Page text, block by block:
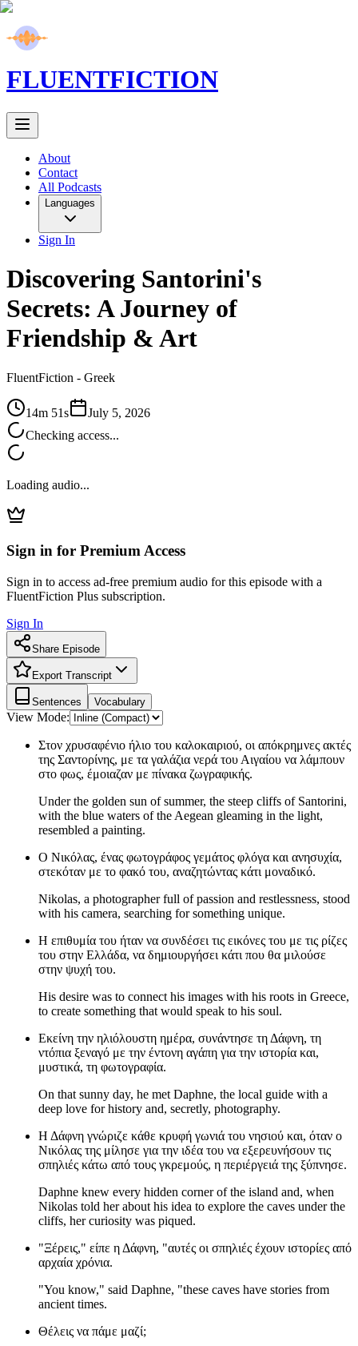
FLUENTFICTION
About
Contact
All Podcasts
Languages
Sign In
Discovering Santorini's
Secrets: A Journey of
Friendship & Art
FluentFiction - Greek
14m 51s
July 5, 2026
Checking access...
Loading audio...
Sign in for Premium Access
Sign in to access ad-free premium audio for this episode with a
FluentFiction Plus subscription.
Sign In
Share Episode
Export Transcript
Sentences Vocabulary
View Mode:
Στον χρυσαφένιο ήλιο του καλοκαιριού, οι απόκρημνες ακτές
της Σαντορίνης, με τα γαλάζια νερά του Αιγαίου να λάμπουν
στο φως, έμοιαζαν με πίνακα ζωγραφικής.
Under the golden sun of summer, the steep cliffs of Santorini,
with the blue waters of the Aegean gleaming in the light,
resembled a painting.
Ο Νικόλας, ένας φωτογράφος γεμάτος φλόγα και ανησυχία,
στεκόταν με το φακό του, αναζητώντας κάτι μοναδικό.
Nikolas, a photographer full of passion and restlessness, stood
with his camera, searching for something unique.
Η επιθυμία του ήταν να συνδέσει τις εικόνες του με τις ρίζες
του στην Ελλάδα, να δημιουργήσει κάτι που θα μιλούσε
στην ψυχή του.
His desire was to connect his images with his roots in Greece,
to create something that would speak to his soul.
Εκείνη την ηλιόλουστη ημέρα, συνάντησε τη Δάφνη, τη
ντόπια ξεναγό με την έντονη αγάπη για την ιστορία και,
μυστικά, τη φωτογραφία.
On that sunny day, he met Daphne, the local guide with a
deep love for history and, secretly, photography.
Η Δάφνη γνώριζε κάθε κρυφή γωνιά του νησιού και, όταν ο
Νικόλας της μίλησε για την ιδέα του να εξερευνήσουν τις
σπηλιές κάτω από τους γκρεμούς, η περιέργειά της ξύπνησε.
Daphne knew every hidden corner of the island and, when
Nikolas told her about his idea to explore the caves under the
cliffs, her curiosity was piqued.
"Ξέρεις," είπε η Δάφνη, "αυτές οι σπηλιές έχουν ιστορίες από
αρχαία χρόνια.
"You know," said Daphne, "these caves have stories from
ancient times.
Θέλεις να πάμε μαζί;